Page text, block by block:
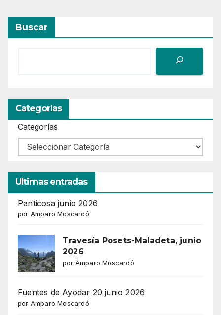
Buscar
Categorías
Categorías
Ultimas entradas
Panticosa junio 2026
por Amparo Moscardó
Travesía Posets-Maladeta, junio
2026
por Amparo Moscardó
Fuentes de Ayodar 20 junio 2026
por Amparo Moscardó